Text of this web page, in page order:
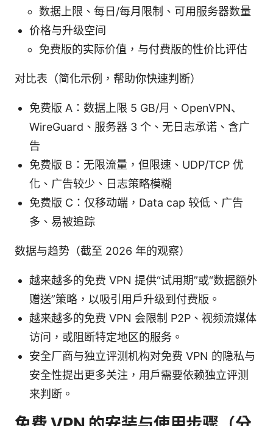
数据上限、每日/每月限制、可用服务器数量
价格与升级空间
免费版的实际价值，与付费版的性价比评估
对比表（简化示例，帮助你快速判断）
免费版 A：数据上限 5 GB/月、OpenVPN、
WireGuard、服务器 3 个、无日志承诺、含广
告
免费版 B：无限流量，但限速、UDP/TCP 优
化、广告较少、日志策略模糊
免费版 C：仅移动端，Data cap 较低、广告
多、易被追踪
数据与趋势（截至 2026 年的观察）
越来越多的免费 VPN 提供“试用期”或“数据额外
赠送”策略，以吸引用户升级到付费版。
越来越多的免费 VPN 会限制 P2P、视频流媒体
访问，或阻断特定地区的服务。
安全厂商与独立评测机构对免费 VPN 的隐私与
安全性提出更多关注，用户需要依赖独立评测
来判断。